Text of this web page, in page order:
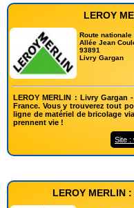
LEROY
Route nationale
Allée Jean
93891
Livry Gargan
LEROY MERLIN : Livry
France. Vous y trouverez tout
ligne de matériel de bricolage
prennent vie !
Site :
LEROY MERLIN